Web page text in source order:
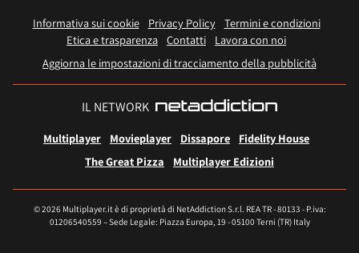
Informativa sui cookie Privacy Policy
Termini e condizioni
Etica e trasparenza Contatti
Lavora con noi
Aggiorna le impostazioni di tracciamento della pubblicità
IL NETWORK
Multiplayer Movieplayer Dissapore
Fidelity House
The Great Pizza
Multiplayer Edizioni
© 2026 Multiplayer.it è di proprietà di NetAddiction S.r.l. REA TR - 80133 - P.iva:
01206540559 – Sede Legale: Piazza Europa, 19 - 05100 Terni (TR) Italy